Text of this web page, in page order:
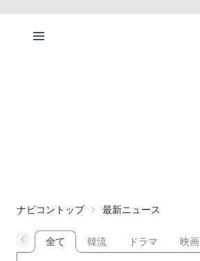
ナビコントップ 最新ニュース
全て 韓流 ドラマ 映画